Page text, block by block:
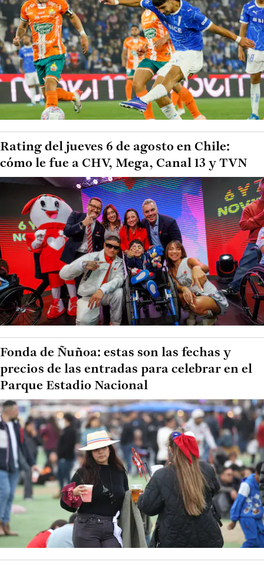
Rating del jueves 6 de agosto en Chile:
cómo le fue a CHV, Mega, Canal 13 y TVN
Fonda de Ñuñoa: estas son las fechas y
precios de las entradas para celebrar en el
Parque Estadio Nacional